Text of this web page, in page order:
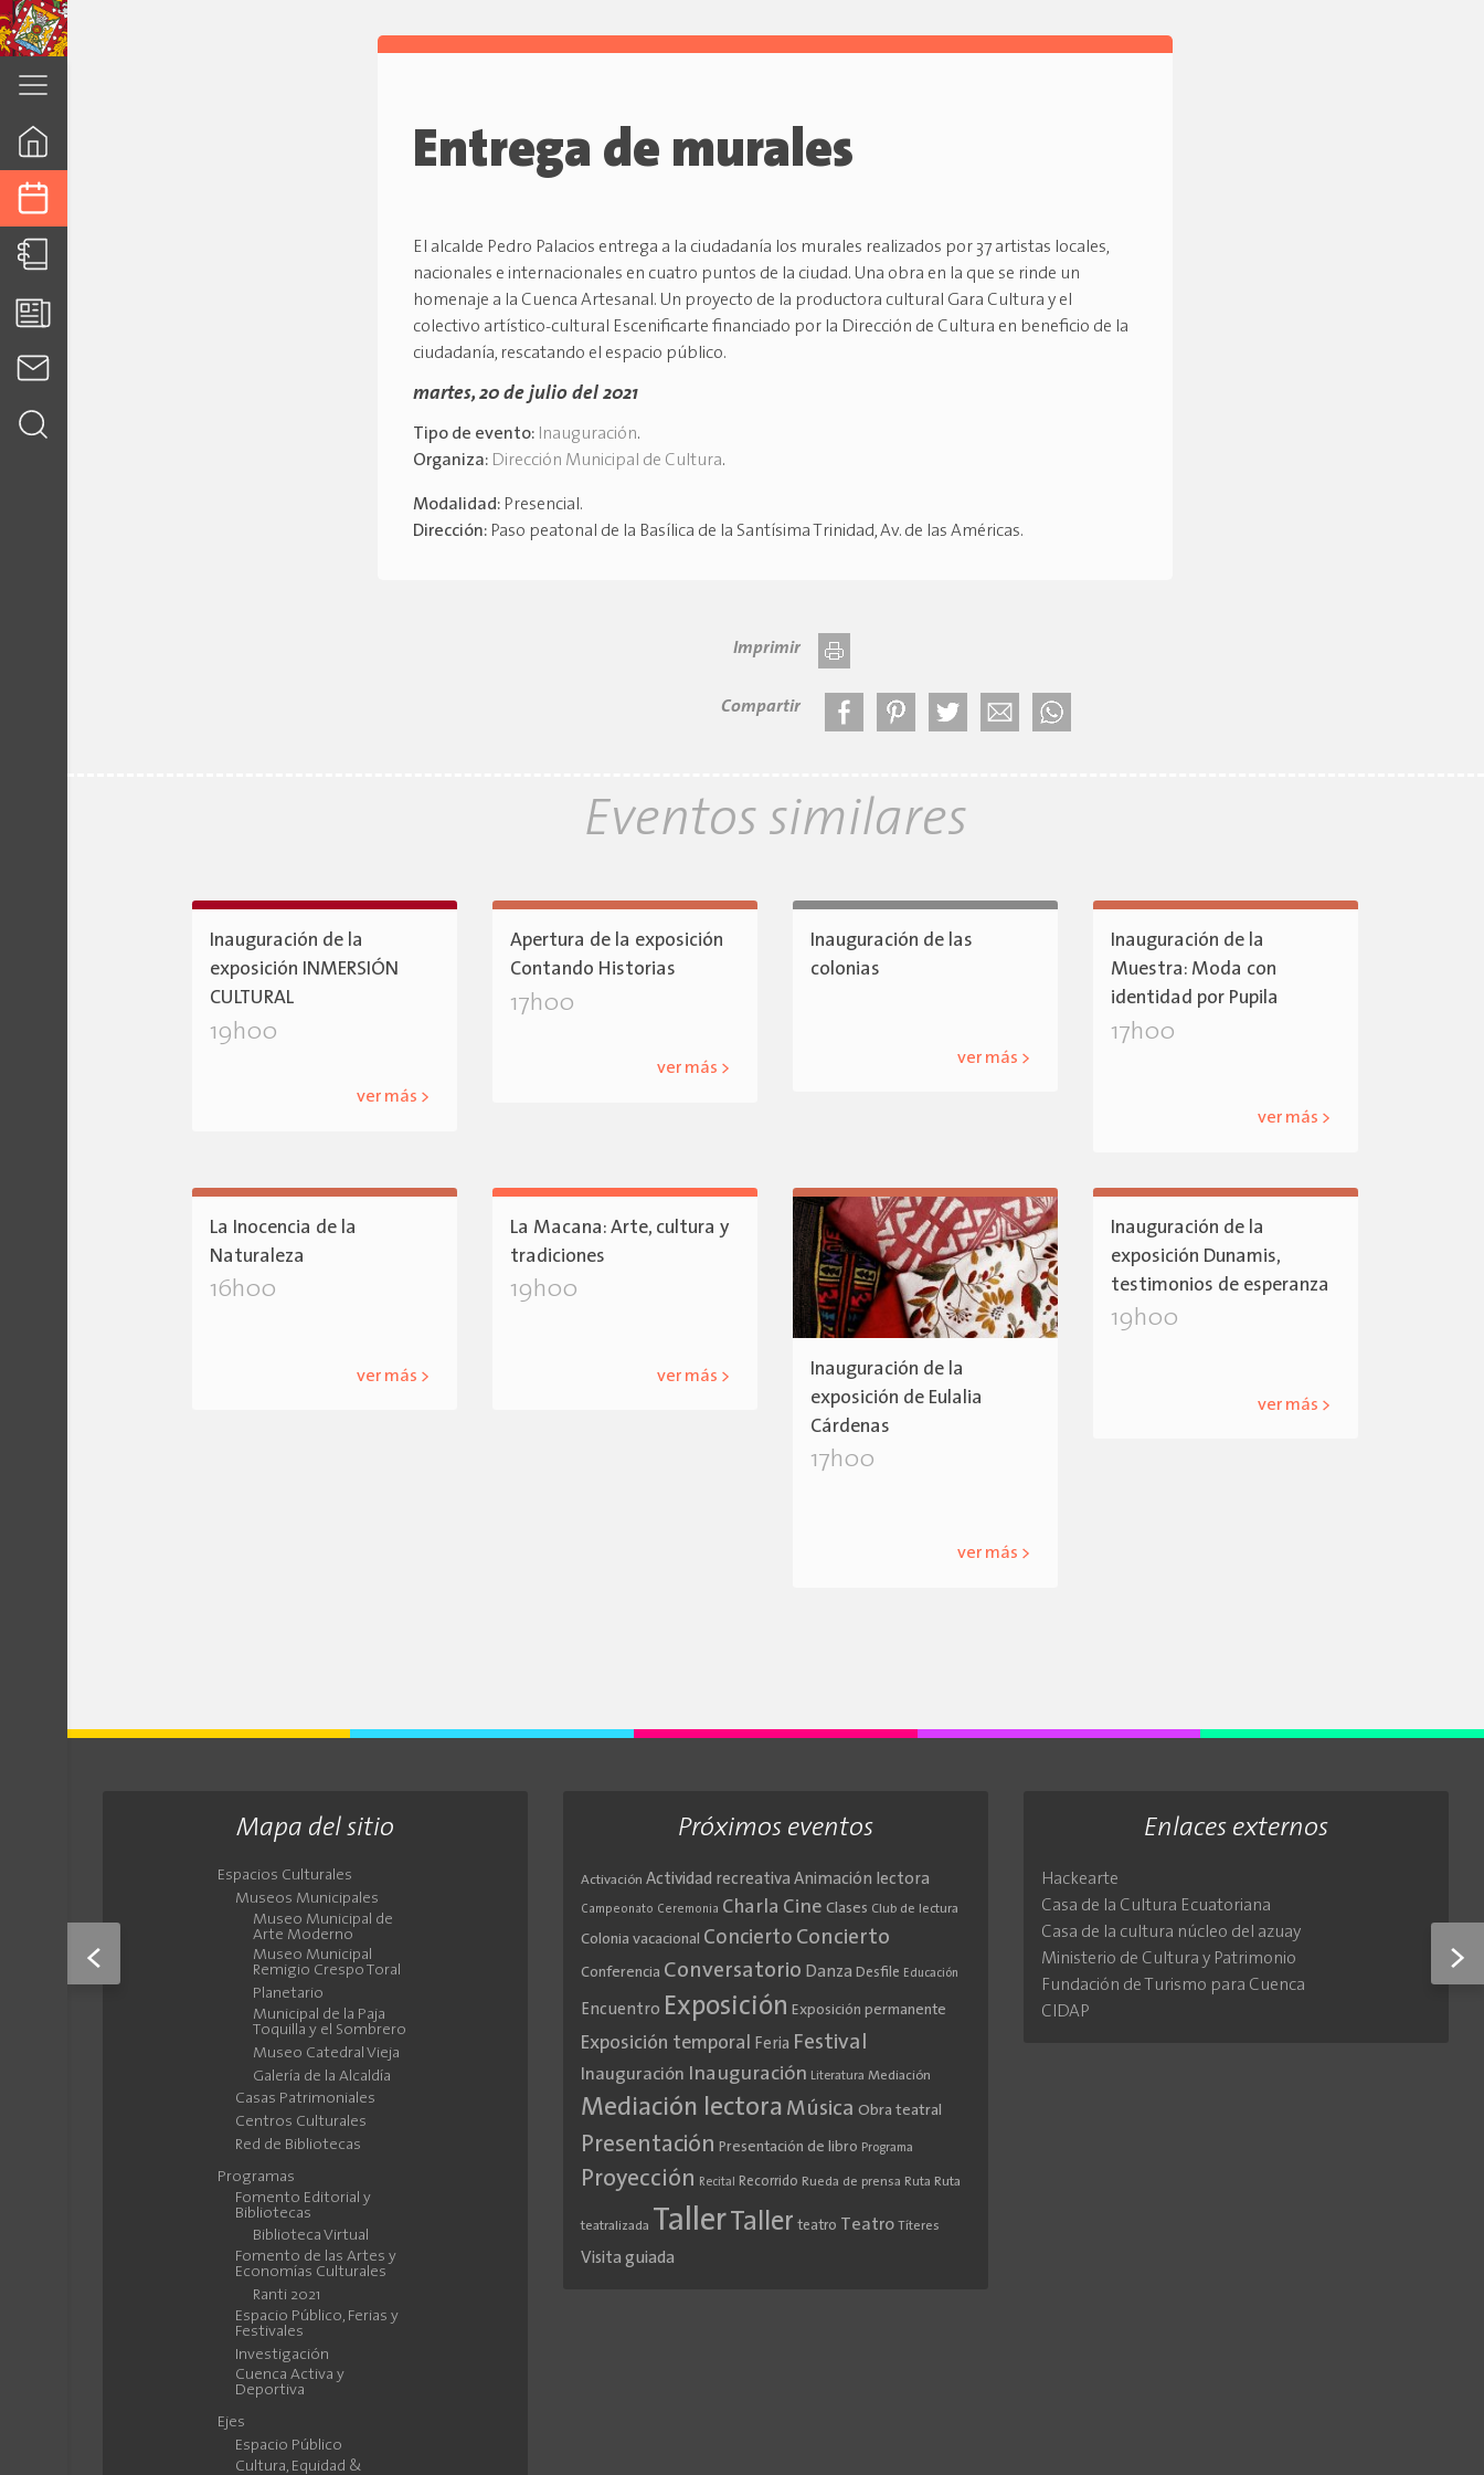
Entrega de murales
El alcalde Pedro Palacios entrega a la ciudadanía los murales realizados por 37 artistas locales,
nacionales e internacionales en cuatro puntos de la ciudad. Una obra en la que se rinde un
homenaje a la Cuenca Artesanal. Un proyecto de la productora cultural Gara Cultura y el
colectivo artístico-cultural Escenificarte financiado por la Dirección de Cultura en beneficio de la
ciudadanía, rescatando el espacio público.
martes, 20 de julio del 2021
Tipo de evento: Inauguración.
Organiza: Dirección Municipal de Cultura.
Modalidad: Presencial.
Dirección: Paso peatonal de la Basílica de la Santísima Trinidad, Av. de las Américas.
Imprimir
Compartir
< >
Eventos similares
Inauguración de la
exposición INMERSIÓN
CULTURAL
19h00
ver más >
Apertura de la exposición
Contando Historias
17h00
ver más >
Inauguración de las
colonias
ver más >
Inauguración de la
Muestra: Moda con
identidad por Pupila
17h00
ver más >
La Inocencia de la
Naturaleza
16h00
ver más >
La Macana: Arte, cultura y
tradiciones
19h00
ver más >
Inauguración de la
exposición de Eulalia
Cárdenas
17h00
ver más >
Inauguración de la
exposición Dunamis,
testimonios de esperanza
19h00
ver más >
Mapa del sitio
Espacios Culturales
Museos Municipales
Museo Municipal de
Arte Moderno
Museo Municipal
Remigio Crespo Toral
Planetario
Municipal de la Paja
Toquilla y el Sombrero
Museo Catedral Vieja
Galería de la Alcaldía
Casas Patrimoniales
Centros Culturales
Red de Bibliotecas
Programas
Fomento Editorial y
Bibliotecas
Biblioteca Virtual
Fomento de las Artes y
Economías Culturales
Ranti 2021
Espacio Público, Ferias y
Festivales
Investigación
Cuenca Activa y
Deportiva
Ejes
Espacio Público
Cultura, Equidad &
Próximos eventos
Activación Actividad recreativa Animación lectora
Campeonato Ceremonia Charla Cine Clases Club de lectura
Colonia vacacional Concierto Concierto
Conferencia Conversatorio Danza Desfile Educación
Encuentro Exposición Exposición permanente
Exposición temporal Feria Festival
Inauguración Inauguración Literatura Mediación
Mediación lectora Música Obra teatral
Presentación Presentación de libro Programa
Proyección Recital Recorrido Rueda de prensa Ruta Ruta
teatralizada TallerTaller teatro Teatro Títeres
Visita guiada
Enlaces externos
Hackearte
Casa de la Cultura Ecuatoriana
Casa de la cultura núcleo del azuay
Ministerio de Cultura y Patrimonio
Fundación de Turismo para Cuenca
CIDAP